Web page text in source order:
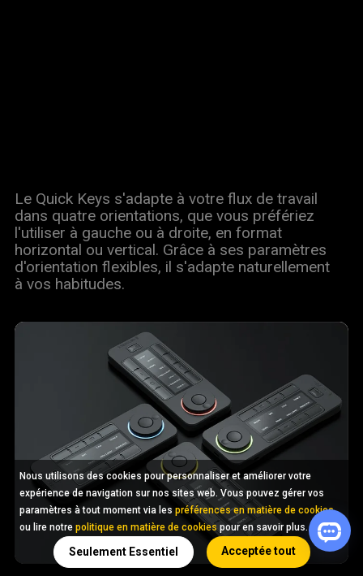
Le Quick Keys s'adapte à votre flux de travail
dans quatre orientations, que vous préfériez
l'utiliser à gauche ou à droite, en format
horizontal ou vertical. Grâce à ses paramètres
d'orientation flexibles, il s'adapte naturellement
à vos habitudes.
Nous utilisons des cookies pour personnaliser et améliorer votre
expérience de navigation sur nos sites web. Vous pouvez gérer vos
paramètres à tout moment via les préférences en matière de cookies
ou lire notre politique en matière de cookies pour en savoir plus.
Seulement Essentiel Acceptée tout